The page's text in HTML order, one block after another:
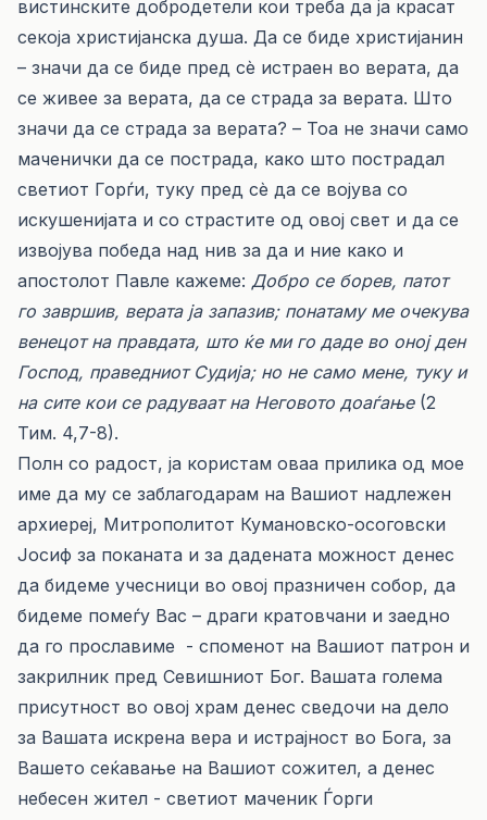
вистинските добродетели кои треба да ја красат
секоја христијанска душа. Да се биде христијанин
– значи да се биде пред сè истраен во верата, да
се живее за верата, да се страда за верата. Што
значи да се страда за верата? – Тоа не значи само
маченички да се пострада, како што пострадал
светиот Горѓи, туку пред сè да се војува со
искушенијата и со страстите од овој свет и да се
извојува победа над нив за да и ние како и
апостолот Павле кажеме: Добро се борев, патот
го завршив, верата ја запазив; понатаму ме очекува
венецот на правдата, што ќе ми го даде во оној ден
Господ, праведниот Судија; но не само мене, туку и
на сите кои се радуваат на Неговото доаѓање(2
Тим. 4,7-8).
Полн со радост, ја користам оваа прилика од мое
име да му се заблагодарам на Вашиот надлежен
архиереј, Митрополитот Кумановско-осоговски
Јосиф за поканата и за дадената можност денес
да бидеме учесници во овој празничен собор, да
бидеме помеѓу Вас – драги кратовчани и заедно
да го прославиме - споменот на Вашиот патрон и
закрилник пред Севишниот Бог. Вашата голема
присутност во овој храм денес сведочи на дело
за Вашата искрена вера и истрајност во Бога, за
Вашето сеќавање на Вашиот сожител, а денес
небесен жител - светиот маченик Ѓорги